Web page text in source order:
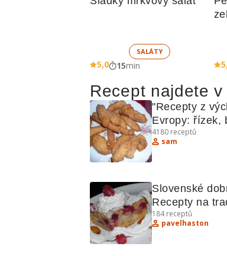
SALÁTY
5,0 15min
Recept najdete
"Recepty z
Evropy: řízek,
další lahůdky"
4180 receptů
sam
Slovenské
Recepty na
langoše, šišky
lahůdky
184receptů
pavelhaston